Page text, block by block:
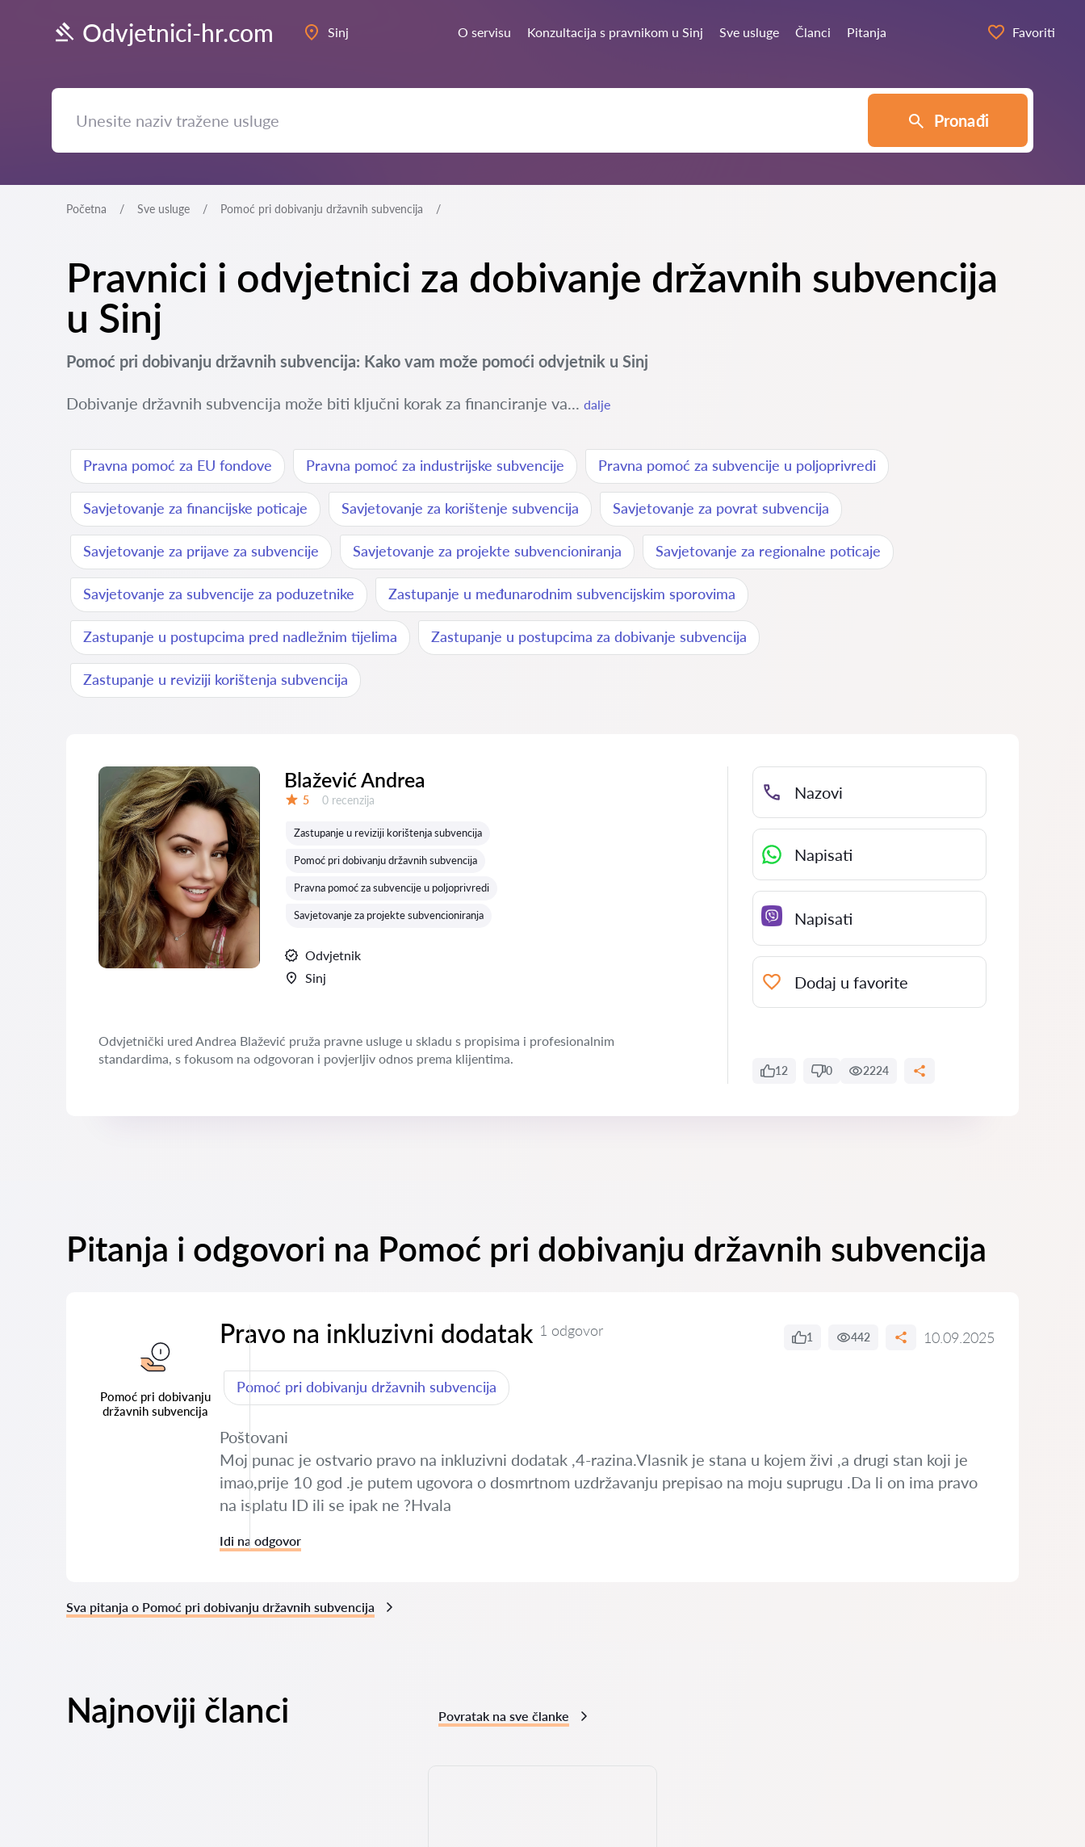
Odvjetnici-hr.com Sinj O servisu Konzultacija s pravnikom u Sinj Sve usluge Članci Pitanja Favoriti
Pronađi
Početna Sve usluge Pomoć pri dobivanju državnih subvencija
Pravnici i odvjetnici za dobivanje državnih subvencija
u Sinj
Pomoć pri dobivanju državnih subvencija: Kako vam može pomoći odvjetnik u Sinj
Dobivanje državnih subvencija može biti ključni korak za financiranje va... dalje
Pravna pomoć za EU fondove Pravna pomoć za industrijske subvencije Pravna pomoć za subvencije u poljoprivredi
Savjetovanje za financijske poticaje Savjetovanje za korištenje subvencija Savjetovanje za povrat subvencija
Savjetovanje za prijave za subvencije Savjetovanje za projekte subvencioniranja Savjetovanje za regionalne poticaje
Savjetovanje za subvencije za poduzetnike Zastupanje u međunarodnim subvencijskim sporovima
Zastupanje u postupcima pred nadležnim tijelima Zastupanje u postupcima za dobivanje subvencija
Zastupanje u reviziji korištenja subvencija
Blažević Andrea
5 Recenzija:
0 recenzija
Zastupanje u reviziji korištenja subvencija
Pomoć pri dobivanju državnih subvencija
Pravna pomoć za subvencije u poljoprivredi
Savjetovanje za projekte subvencioniranja
Odvjetnik
Sinj
Odvjetnički ured Andrea Blažević pruža pravne usluge u skladu s propisima i profesionalnim
standardima, s fokusom na odgovoran i povjerljiv odnos prema klijentima.
Nazovi
Napisati
Napisati
Dodaj u favorite
12 0 2224
Pitanja i odgovori na Pomoć pri dobivanju državnih subvencija
Pomoć pri dobivanju
državnih subvencija
Pravo na inkluzivni dodatak 1 odgovor 1 442 10.09.2025
Pomoć pri dobivanju državnih subvencija
Poštovani
Moj punac je ostvario pravo na inkluzivni dodatak ,4-razina.Vlasnik je stana u kojem živi ,a drugi stan koji je
imao,prije 10 god .je putem ugovora o dosmrtnom uzdržavanju prepisao na moju suprugu .Da li on ima pravo
na isplatu ID ili se ipak ne ?Hvala
Idi na odgovor
Sva pitanja o Pomoć pri dobivanju državnih subvencija
Najnoviji članci Povratak na sve članke